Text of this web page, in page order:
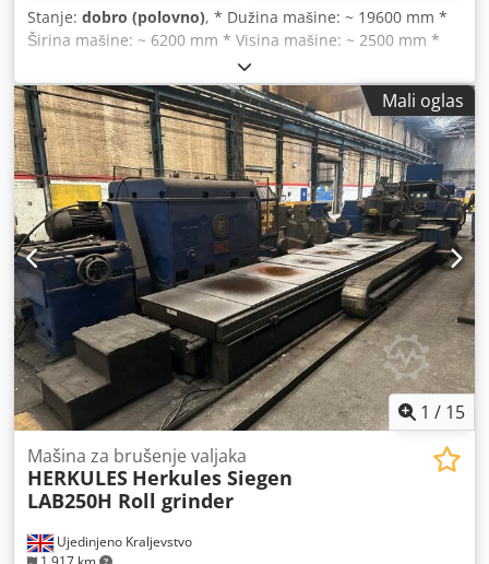
Stanje: dobro (polovno), * Dužina mašine: ~ 19600 mm *
Širina mašine: ~ 6200 mm * Visina mašine: ~ 2500 mm *
Maksimalna težina koluta: 50 T * Dužina rolne: maks.
13000 mm * Prečnik rolne: maks. 2000 mm * Brzina
brušenja vretena: 450 – 1800 rpm * Brzina sečenja: 10 – 45
m/s Dsdpfsud R Szox Ac Nekr * Podesivo rastojanje: ~
13900mm Mašina je isporučena nova 1986. godine i
nadograđena 2014. godine, uključujući i novi Siemensov
sistem upravljanja.
Mali oglas
1 / 15
Ujedinjeno Kraljevstvo
Mašina za brušenje valjaka
HERKULES Herkules Siegen
LAB250H Roll grinder